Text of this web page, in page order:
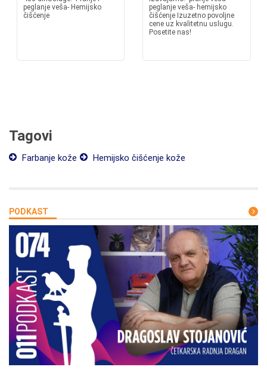
peglanje veša- Hemijsko
čišćenje
peglanje veša- hemijsko
čišćenje Izuzetno povoljne
cene uz kvalitetnu uslugu.
Posetite nas!
Tagovi
Farbanje kože Hemijsko čišćenje kože
PODKAST